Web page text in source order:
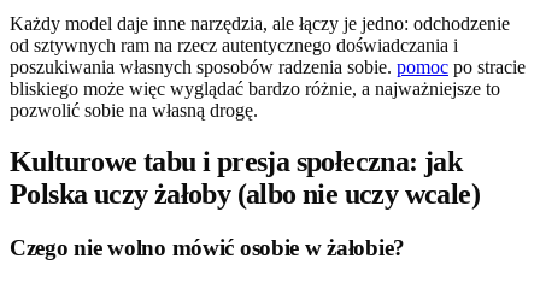
Każdy model daje inne narzędzia, ale łączy je jedno: odchodzenie
od sztywnych ram na rzecz autentycznego doświadczania i
poszukiwania własnych sposobów radzenia sobie. pomoc po stracie
bliskiego może więc wyglądać bardzo różnie, a najważniejsze to
pozwolić sobie na własną drogę.
Kulturowe tabu i presja społeczna: jak
Polska uczy żałoby (albo nie uczy wcale)
Czego nie wolno mówić osobie w żałobie?